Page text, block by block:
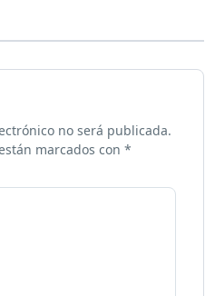
no será publicada.
marcados con *